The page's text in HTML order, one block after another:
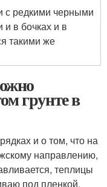
с редкими черными
в бочках и в
такими же
грунте в
и о том, что на
направлению,
теплицы
под пленкой.